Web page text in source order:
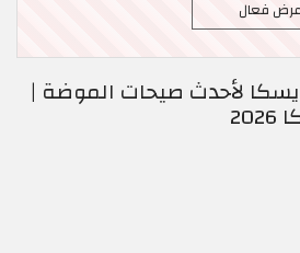
عرض فعال
لأحدث صيحات الموضة |